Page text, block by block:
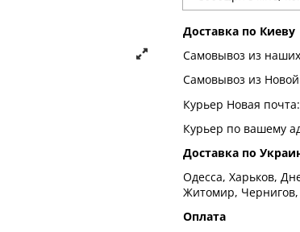
Доставка по Киеву
Самовывоз из
Самовывоз из
Курьер Новая почта:
Курьер по вашему
Доставка по
Одесса, Харьков,
Житомир,
Оплата